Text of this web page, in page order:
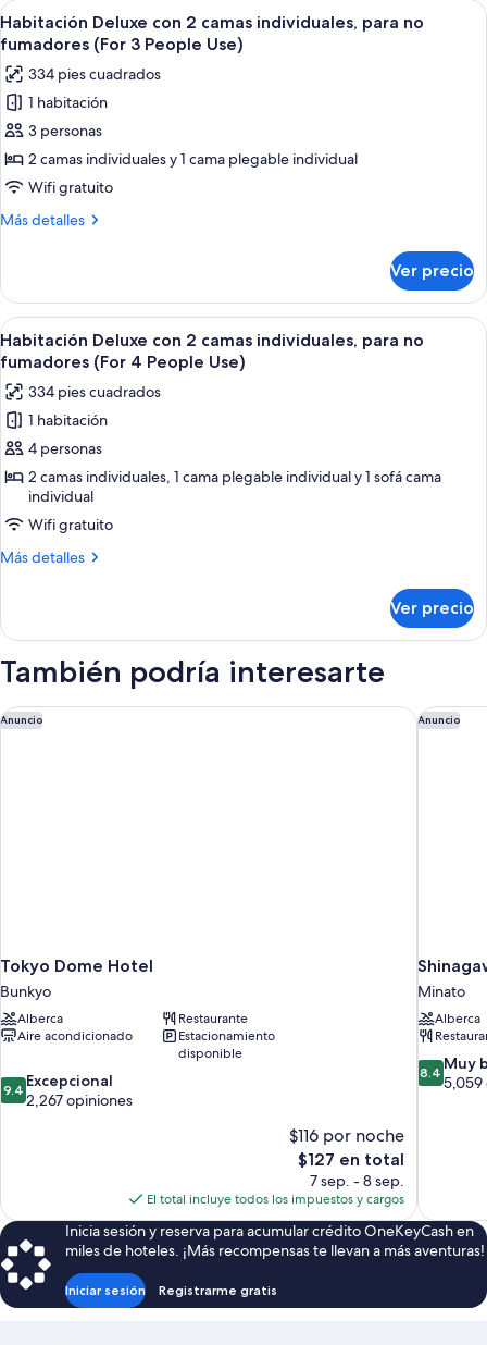
People
Use)
no
fumadores
4
People
Use)
Abrir
todas
las
fotos
de
Habitación
Deluxe
con
2
para
no
fumadores
(For
3
People
Use)
Una habitación de hotel con dos
7
Habitación Deluxe con 2 camas individuales, para no
fumadores (For 3 People Use)
334 pies cuadrados
1 habitación
3 personas
2 camas individuales y 1 cama plegable individual
Wifi gratuito
Más detalles
Más
Deluxe
con
2
camas
para
no
fumadores
(For
3
People
Ver precio
Abrir
todas
las
fotos
de
Habitación
Deluxe
con
2
camas
no
(For
4
People
Una habitación de hotel con dos
7
Habitación Deluxe con 2 camas individuales, para no
fumadores (For 4 People Use)
334 pies cuadrados
1 habitación
4 personas
2 camas individuales, 1 cama plegable individual y 1 sofá cama
individual
Wifi gratuito
Más detalles
Más
Deluxe
individuales,
para
Ver precio
También podría interesarte
Anuncio
Tokyo Dome Hotel
Bunkyo
Alberca
Restaurante
Aire acondicionado
Estacionamiento
disponible
9.4
de
9.4 Excepcional
2,267 opiniones
$116 por noche
El
precio
actual
es
de
$127
$127 en total
7 sep. - 8 sep.
El total incluye todos los impuestos y cargos
Tokyo Dome Hotel Anuncio
Minato
Alberca
8.4
de
8.4 Muy
5,059
Inicia sesión y reserva para acumular crédito OneKeyCash en
miles de hoteles. ¡Más recompensas te llevan a más aventuras!
Iniciar sesión Registrarme gratis